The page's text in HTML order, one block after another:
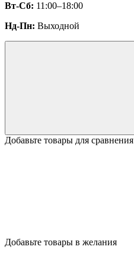
Вт-Сб: 11:00–18:00
Нд-Пн: Выходной
Добавьте товары для сравнения
Добавьте товары в желания